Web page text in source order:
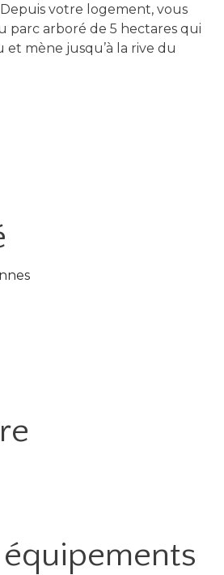
votre logement, vous
parc arboré de 5 hectares qui
mène jusqu’à la rive du